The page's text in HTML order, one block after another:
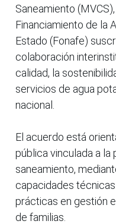
Saneamiento
Financiamiento de la
Estado (Fonafe)
colaboración
calidad, la
servicios de agua
nacional.
El acuerdo está
pública vinculada a
saneamiento,
capacidades
prácticas en gestión
de familias.